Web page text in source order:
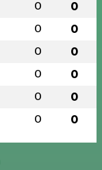
0 0
0 0
0 0
0 0
0 0
0 0